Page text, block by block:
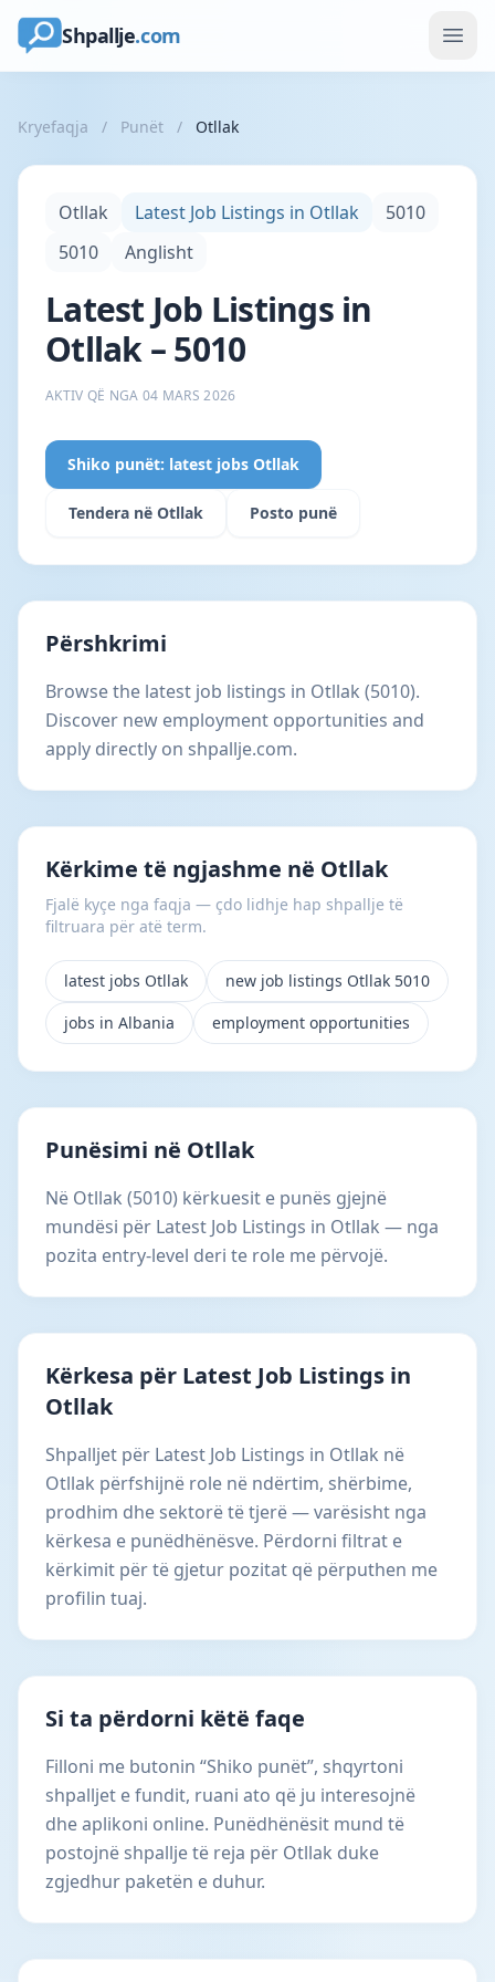
Shpallje.com
Kryefaqja / Punët / Otllak
Otllak Latest Job Listings in Otllak
5010
5010
Anglisht
Latest Job Listings in
Otllak – 5010
AKTIV QË NGA 04 MARS 2026
Shiko punët: latest jobs Otllak
Tendera në Otllak Posto punë
Përshkrimi
Browse the latest job listings in Otllak (5010).
Discover new employment opportunities and
apply directly on shpallje.com.
Kërkime të ngjashme në Otllak
Fjalë kyçe nga faqja — çdo lidhje hap shpallje të
filtruara për atë term.
latest jobs Otllak
new job listings Otllak 5010
jobs in Albania
employment opportunities
Punësimi në Otllak
Në Otllak (5010) kërkuesit e punës gjejnë
mundësi për Latest Job Listings in Otllak — nga
pozita entry-level deri te role me përvojë.
Kërkesa për Latest Job Listings in
Otllak
Shpalljet për Latest Job Listings in Otllak në
Otllak përfshijnë role në ndërtim, shërbime,
prodhim dhe sektorë të tjerë — varësisht nga
kërkesa e punëdhënësve. Përdorni filtrat e
kërkimit për të gjetur pozitat që përputhen me
profilin tuaj.
Si ta përdorni këtë faqe
Filloni me butonin “Shiko punët”, shqyrtoni
shpalljet e fundit, ruani ato që ju interesojnë
dhe aplikoni online. Punëdhënësit mund të
postojnë shpallje të reja për Otllak duke
zgjedhur paketën e duhur.